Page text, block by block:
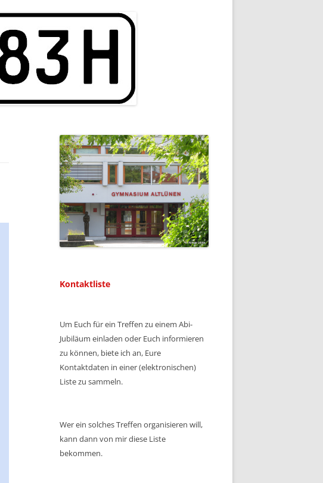
Kontaktliste
Um Euch für ein Treffen zu einem Abi-
Jubiläum einladen oder Euch informieren
zu können, biete ich an, Eure
Kontaktdaten in einer (elektronischen)
Liste zu sammeln.
Wer ein solches Treffen organisieren will,
kann dann von mir diese Liste
bekommen.